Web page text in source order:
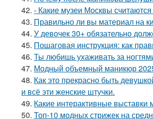
42. - Какие музеи Москвы
43. Правильно ли вы материал на
44. У девочек 30+ обязательно
45. Пошаговая инструкция: как
46. Ты любишь ухаживать за
47. Модный объемный маникюр
48. Как это прекрасно быть
и всё эти женские штучки.
49. Какие интерактивные
50. Топ-10 модных стрижек на